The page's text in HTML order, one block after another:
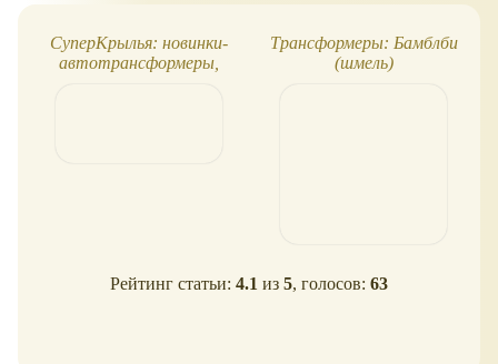
СуперКрылья: новинки-
автотрансформеры,
Трансформеры: Бамблби
(шмель)
Рейтинг статьи: 4.1 из 5, голосов: 63